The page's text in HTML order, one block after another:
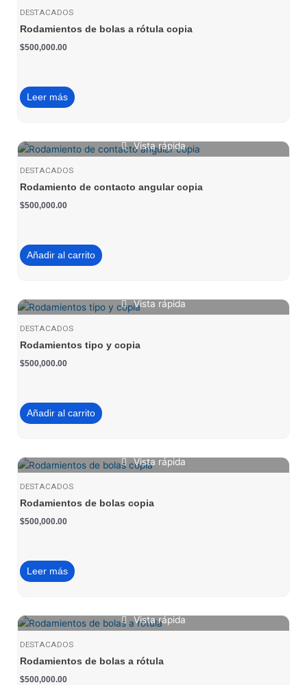
DESTACADOS
Rodamientos de bolas a rótula copia
$500,000.00
Leer más
Vista rápida
DESTACADOS
Rodamiento de contacto angular copia
$500,000.00
Añadir al carrito
Vista rápida
DESTACADOS
Rodamientos tipo y copia
$500,000.00
Añadir al carrito
Vista rápida
DESTACADOS
Rodamientos de bolas copia
$500,000.00
Leer más
Vista rápida
DESTACADOS
Rodamientos de bolas a rótula
$500,000.00